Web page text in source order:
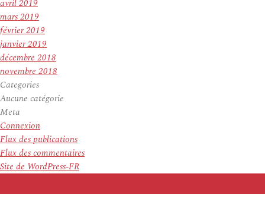
avril 2019
mars 2019
février 2019
janvier 2019
décembre 2018
novembre 2018
Categories
Aucune catégorie
Meta
Connexion
Flux des publications
Flux des commentaires
Site de WordPress-FR